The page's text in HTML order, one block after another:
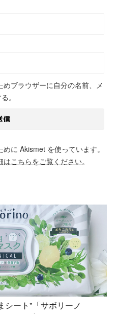
ブラウザーに自分の名前、メ
。
に Akismet を使っています。
はこちらをご覧ください。
シート"「サボリーノ